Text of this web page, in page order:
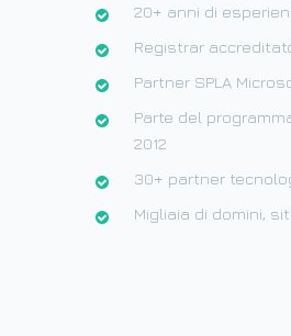
20+ anni di
Registrar
Partner SPLA
Parte del
2012
30+ partner
Migliaia di domini,